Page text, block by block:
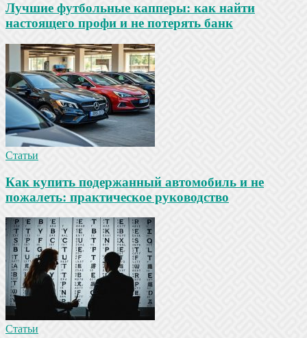
Лучшие футбольные капперы: как найти
настоящего профи и не потерять банк
Статьи
Как купить подержанный автомобиль и не
пожалеть: практическое руководство
Статьи